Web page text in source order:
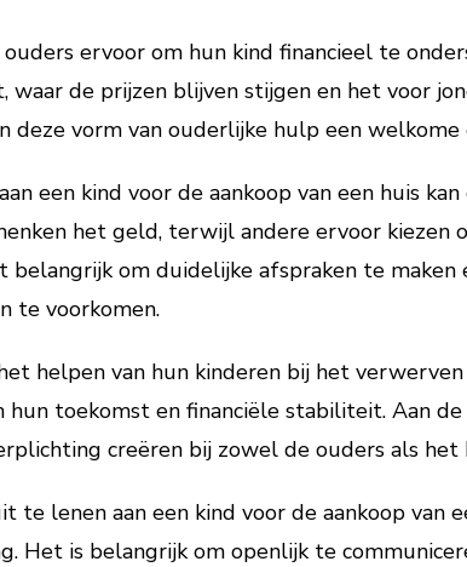
ervoor om hun kind financieel te
waar de prijzen blijven stijgen en het voor
deze vorm van ouderlijke hulp een welkome
een kind voor de aankoop van een huis
het geld, terwijl andere ervoor kiezen
belangrijk om duidelijke afspraken te
te voorkomen.
helpen van hun kinderen bij het
hun toekomst en financiële stabiliteit. Aan
creëren bij zowel de ouders als het
te lenen aan een kind voor de aankoop van
Het is belangrijk om openlijk te